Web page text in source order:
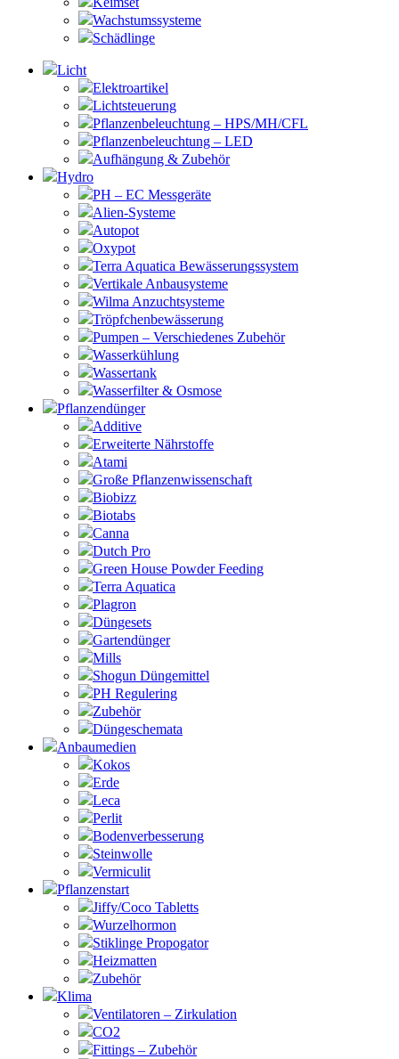
Wachstumssysteme
Schädlinge
Licht
Elektroartikel
Lichtsteuerung
Pflanzenbeleuchtung – HPS/MH/CFL
Pflanzenbeleuchtung – LED
Aufhängung & Zubehör
Hydro
PH – EC Messgeräte
Alien-Systeme
Autopot
Oxypot
Terra Aquatica Bewässerungssystem
Vertikale Anbausysteme
Wilma Anzuchtsysteme
Tröpfchenbewässerung
Pumpen – Verschiedenes Zubehör
Wasserkühlung
Wassertank
Wasserfilter & Osmose
Pflanzendünger
Additive
Erweiterte Nährstoffe
Atami
Große Pflanzenwissenschaft
Biobizz
Biotabs
Canna
Dutch Pro
Green House Powder Feeding
Terra Aquatica
Plagron
Düngesets
Gartendünger
Mills
Shogun Düngemittel
PH Regulering
Zubehör
Düngeschemata
Anbaumedien
Kokos
Erde
Leca
Perlit
Bodenverbesserung
Steinwolle
Vermiculit
Pflanzenstart
Jiffy/Coco Tabletts
Wurzelhormon
Stiklinge Propogator
Heizmatten
Zubehör
Klima
Ventilatoren – Zirkulation
CO2
Fittings – Zubehör